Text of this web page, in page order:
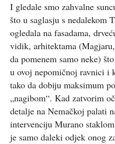
I gledale smo zahvalne
što u saglasju s nedalekom
ogledala na fasadama,
vidik, arhitektama
da pomenem samo neke)
u ovoj nepomičnoj ravnici i
tako da dobiju maksimum
„nagibom“. Kad zatvorim
detalje na Nemačkoj palati
intervenciju Murano
je samo daleki odjek onog